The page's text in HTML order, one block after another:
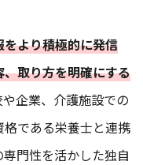
より積極的に発信
取り方を明確にする
企業、介護施設での
である栄養士と連携
門性を活かした独自